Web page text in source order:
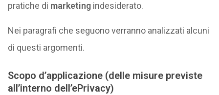
pratiche di marketingindesiderato.
Nei paragrafi che seguono verranno analizzati alcuni
di questi argomenti.
Scopo d’applicazione (delle misure previste
all’interno dell’ePrivacy)